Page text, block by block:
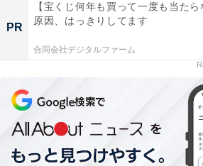
PR
【宝くじ何年も買って一度も当たら
原因、はっきりしてます
合同会社デジタルファーム